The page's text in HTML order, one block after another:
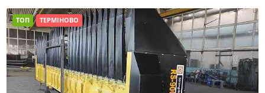
ТОП ТЕРМІНОВО